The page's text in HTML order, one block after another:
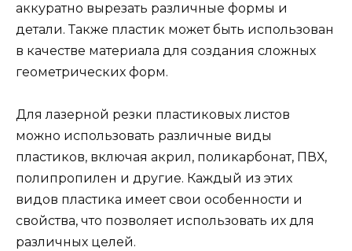
аккуратно вырезать различные формы и
детали. Также пластик может быть использован
в качестве материала для создания сложных
геометрических форм.
Для лазерной резки пластиковых листов
можно использовать различные виды
пластиков, включая акрил, поликарбонат, ПВХ,
полипропилен и другие. Каждый из этих
видов пластика имеет свои особенности и
свойства, что позволяет использовать их для
различных целей.